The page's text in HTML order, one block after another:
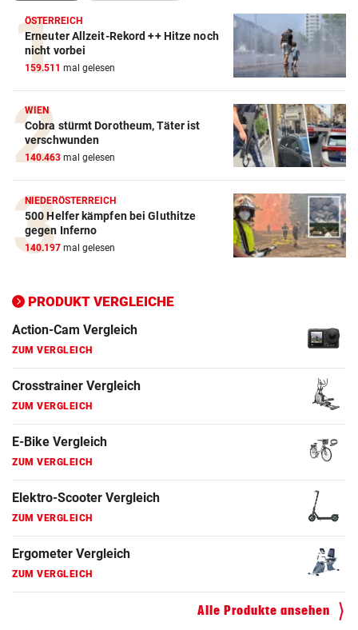
ÖSTERREICH
Erneuter Allzeit-Rekord ++ Hitze noch
nicht vorbei
159.511 mal gelesen
WIEN
Cobra stürmt Dorotheum, Täter ist
verschwunden
140.463 mal gelesen
NIEDERÖSTERREICH
500 Helfer kämpfen bei Gluthitze
gegen Inferno
140.197 mal gelesen
PRODUKT VERGLEICHE
Action-Cam Vergleich
ZUM VERGLEICH
Crosstrainer Vergleich
ZUM VERGLEICH
E-Bike Vergleich
ZUM VERGLEICH
Elektro-Scooter Vergleich
ZUM VERGLEICH
Ergometer Vergleich
ZUM VERGLEICH
Alle Produkte ansehen